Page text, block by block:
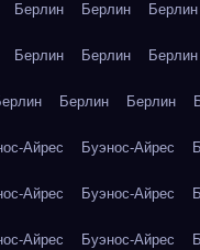
Берлин Берлин Берлин
Берлин Берлин Берлин
Берлин Берлин
Айрес Буэнос-Айрес
Айрес Буэнос-Айрес
Айрес Буэнос-Айрес